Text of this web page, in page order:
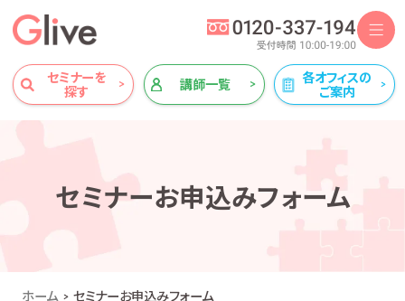
セミナーを
探す
講師一覧
各オフィスの
ご案内
セミナーお申込みフォーム
ホーム セミナーお申込みフォーム